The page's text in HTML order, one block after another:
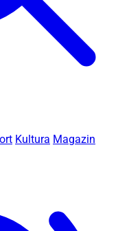
Kultura Magazin